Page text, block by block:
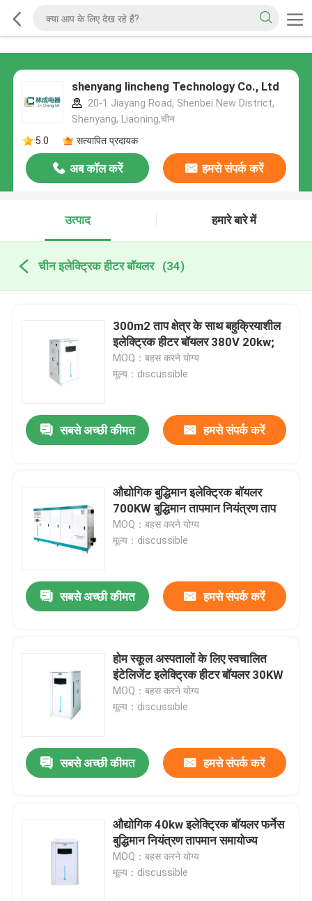
shenyang lincheng Technology Co., Ltd
20-1 Jiayang Road, Shenbei New District,
Shenyang, Liaoning,चीन
5.0
सत्यापित प्रदायक
अब कॉल करें हमसे संपर्क करें
उत्पाद हमारे बारे में
चीन इलेक्ट्रिक हीटर बॉयलर (34)
300m2 ताप क्षेत्र के साथ बहुक्रियाशील
इलेक्ट्रिक हीटर बॉयलर 380V 20kw;
MOQ：बहस करने योग्य
मूल्य：discussible
सबसे अच्छी कीमत हमसे संपर्क करें
औद्योगिक बुद्धिमान इलेक्ट्रिक बॉयलर
700KW बुद्धिमान तापमान नियंत्रण ताप
MOQ：बहस करने योग्य
मूल्य：discussible
सबसे अच्छी कीमत हमसे संपर्क करें
होम स्कूल अस्पतालों के लिए स्वचालित
इंटेलिजेंट इलेक्ट्रिक हीटर बॉयलर 30KW
MOQ：बहस करने योग्य
मूल्य：discussible
सबसे अच्छी कीमत हमसे संपर्क करें
औद्योगिक 40kw इलेक्ट्रिक बॉयलर फर्नेस
बुद्धिमान नियंत्रण तापमान समायोज्य
MOQ：बहस करने योग्य
मूल्य：discussible